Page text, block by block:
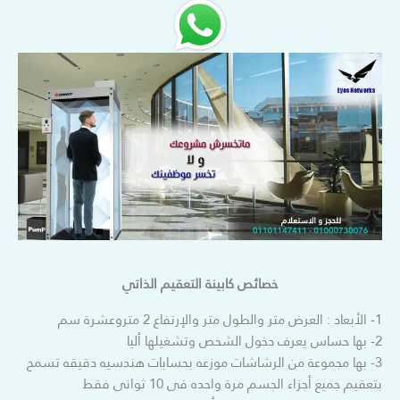
خصائص كابينة التعقيم الذاتي
1- الأبعاد : العرض متر والطول متر والإرتفاع 2 متروعشرة سم
2- بها حساس يعرف دخول الشخص وتشغيلها أليا
3- بها مجموعة من الرشاشات موزعه بحسابات هندسيه دقيقه تسمح
بتعقيم جميع أجزاء الجسم مرة واحده فى 10 ثوانى فقط